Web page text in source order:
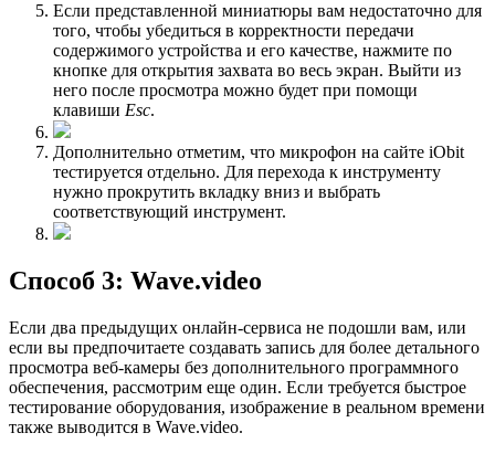
Если представленной миниатюры вам недостаточно для
того, чтобы убедиться в корректности передачи
содержимого устройства и его качестве, нажмите по
кнопке для открытия захвата во весь экран. Выйти из
него после просмотра можно будет при помощи
клавиши Esc.
Дополнительно отметим, что микрофон на сайте iObit
тестируется отдельно. Для перехода к инструменту
нужно прокрутить вкладку вниз и выбрать
соответствующий инструмент.
Способ 3: Wave.video
Если два предыдущих онлайн-сервиса не подошли вам, или
если вы предпочитаете создавать запись для более детального
просмотра веб-камеры без дополнительного программного
обеспечения, рассмотрим еще один. Если требуется быстрое
тестирование оборудования, изображение в реальном времени
также выводится в Wave.video.